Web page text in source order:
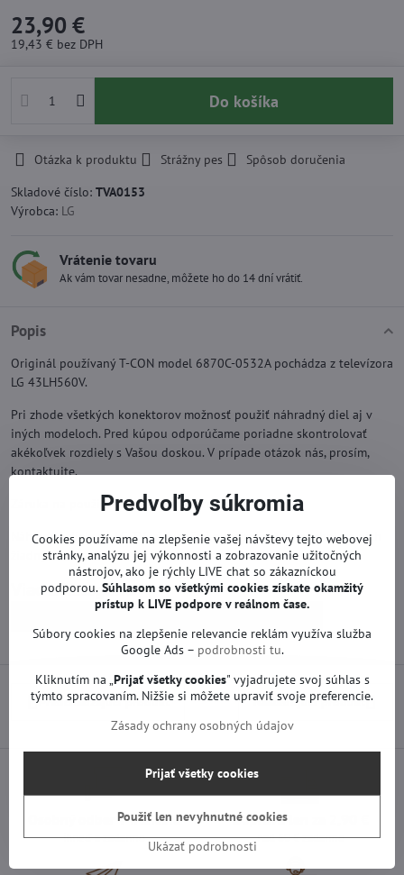
23,90 €
19,43 € bez DPH
Do košíka
Otázka k produktu Strážny pes
Spôsob doručenia
Skladové číslo: TVA0153
Výrobca: LG
Vrátenie tovaru
Ak vám tovar nesadne, môžete ho do 14 dní vrátiť.
Popis
Originál používaný T-CON model 6870C-0532A pochádza z televízora
LG 43LH560V.
Pri zhode všetkých konektorov možnosť použiť náhradný diel aj v
iných modeloch. Pred kúpou odporúčame poriadne skontrolovať
akékoľvek rozdiely s Vašou doskou. V prípade otázok nás, prosím,
kontaktujte.
Záruka na použitý diel je 12 mesiacov od zakúpenia.
Náhradné diely na LG TV sú funkčné od výroby. Neprebehol na nich
žiadny servis ani oprava.
Viac z kategórie
Náhradné diely | LG TV
Predchádzajúci produkt Nasledujúci produkt
Osobný odber v Trenčíne
ihneď a zadarmo
Doprava len za 2,90 €
nad 60 € zadarmo
Predvoľby súkromia
Cookies používame na zlepšenie vašej návštevy tejto webovej
stránky, analýzu jej výkonnosti a zobrazovanie užitočných
nástrojov, ako je rýchly LIVE chat so zákazníckou
podporou. Súhlasom so všetkými cookies získate okamžitý
prístup k LIVE podpore v reálnom čase.
Súbory cookies na zlepšenie relevancie reklám využíva služba
Google Ads – podrobnosti tu.
Kliknutím na „ Prijať všetky cookies" vyjadrujete svoj súhlas s
týmto spracovaním. Nižšie si môžete upraviť svoje preferencie.
Zásady ochrany osobných údajov
Ukázať podrobnosti
Prijať všetky cookies
Použiť len nevyhnutné cookies